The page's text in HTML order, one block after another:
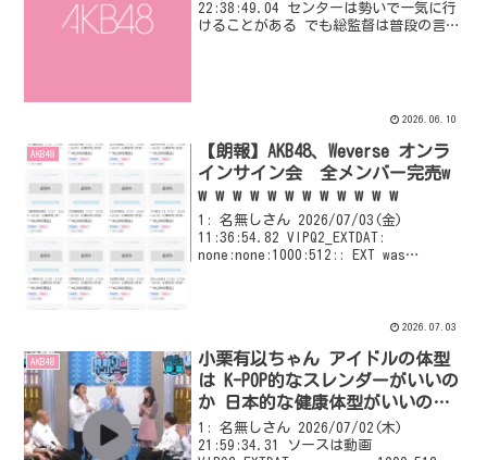
22:38:49.04 センターは勢いで一気に行
けることがある でも総監督は普段の言動
2026.06.10
AKB48
【朗報】AKB48、Weverse オンラ
インサイン会 全メンバー完売w
w w w w w w w w w w w w
1: 名無しさん 2026/07/03(金)
11:36:54.82 VIPQ2_EXTDAT:
none:none:1000:512:: EXT was
2026.07.03
AKB48
小栗有以ちゃん アイドルの体型
は K-POP的なスレンダーがいいの
か 日本的な健康体型がいいのか
考えている模様！！
1: 名無しさん 2026/07/02(木)
21:59:34.31 ソースは動画